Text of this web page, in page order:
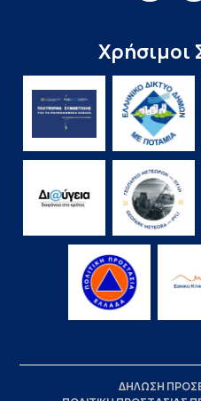
Χρήσιμοι
ΔΗΛΩΣΗ